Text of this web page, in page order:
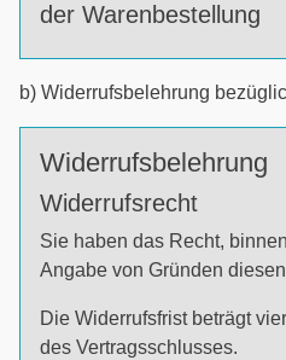
der Warenbestellung
b) Widerrufsbelehrung
Widerrufsbelehrung
Widerrufsrecht
Sie haben das Recht,
Angabe von Gründen
Die Widerrufsfrist beträgt
des Vertragsschlusses.